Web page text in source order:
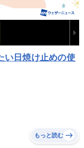
い日焼け止めの使
もっと読む